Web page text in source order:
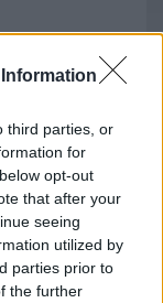
third parties, or
for
opt-out
that after your
seeing
utilized by
parties prior to
the further
Itt van
felvidékről!